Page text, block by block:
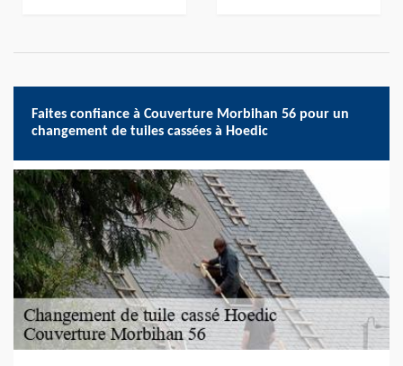
Faites confiance à Couverture Morbihan 56 pour un
changement de tuiles cassées à Hoedic